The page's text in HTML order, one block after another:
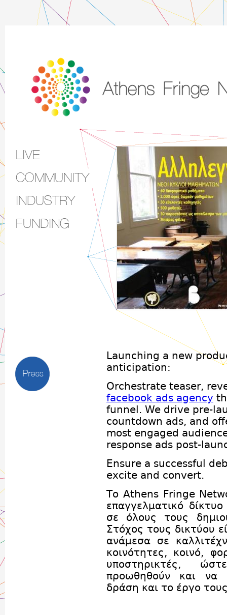
Πρόγραμμα
Τμήματα μαθημάτων ανοιχτά και
Launching a new
anticipation:
Orchestrate teaser,
facebook ads agency
funnel. We drive pre-
countdown ads, and
most engaged
response ads post-
Ensure a successful
excite and convert.
Το Athens Fringe
επαγγελματικό
σε όλους τους
Στόχος τους δικτύου
ανάμεσα σε
κοινότητες, κοινό,
υποστηρικτές,
προωθηθούν και να
δράση και το έργο
Main menu
LIVE
COMMUNITY
INDUSTRY
FUNDING
Press